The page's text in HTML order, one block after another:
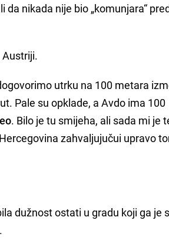
nikada nije bio „komunjara“
utrku na 100 metara
Pale su opklade, a Avdo ima 100
. Bilo je tu smijeha, ali sada mi je
zahvaljujučui upravo
dužnost ostati u gradu koji ga je